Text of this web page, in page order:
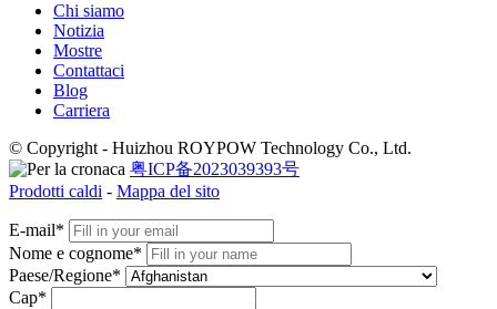
Chi siamo
Notizia
Mostre
Contattaci
Blog
Carriera
© Copyright - Huizhou ROYPOW Technology Co., Ltd.
粤ICP备2023039393号
Prodotti caldi - Mappa del sito
E-mail*
Nome e cognome*
Paese/Regione*
Cap*